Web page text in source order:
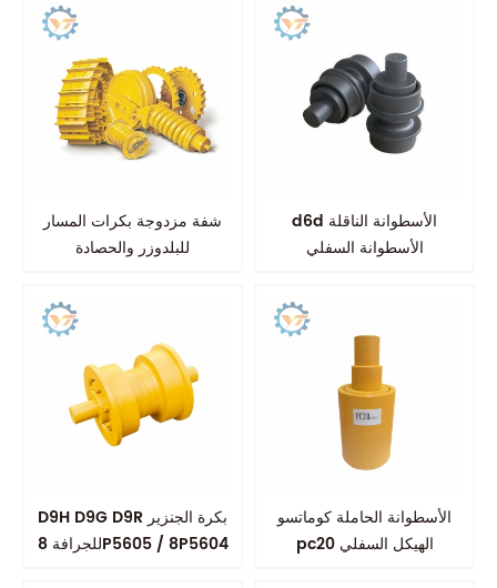
شفة مزدوجة بكرات المسار
للبلدوزر والحصادة
d6d الأسطوانة الناقلة
الأسطوانة السفلي
D9H D9G D9R بكرة الجنزير
للجرافة 8P5605 / 8P5604
الأسطوانة الحاملة كوماتسو
pc20 الهيكل السفلي